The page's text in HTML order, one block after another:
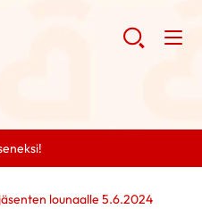
lounaalle 5.6.2024